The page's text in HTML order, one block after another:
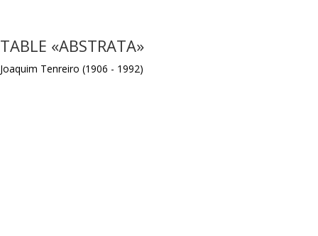
TABLE «ABSTRATA»
Joaquim Tenreiro (1906 - 1992)